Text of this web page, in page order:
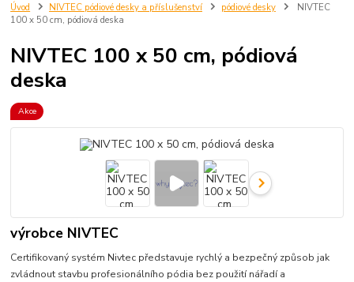
Úvod NIVTEC pódiové desky a příslušenství pódiové desky
NIVTEC
100 x 50 cm, pódiová deska
NIVTEC 100 x 50 cm, pódiová
deska
Akce
výrobce NIVTEC
Certifikovaný systém Nivtec představuje rychlý a bezpečný způsob jak
zvládnout stavbu profesionálního pódia bez použití nářadí a